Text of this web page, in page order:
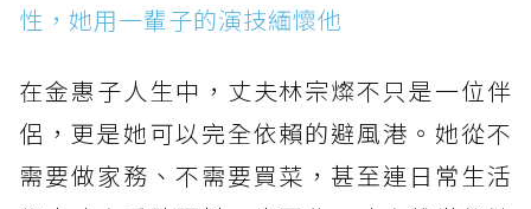
性，她用一輩子的演技緬懷他
在金惠子人生中，丈夫林宗燦不只是一位伴
侶，更是她可以完全依賴的避風港。她從不
需要做家務、不需要買菜，甚至連日常生活